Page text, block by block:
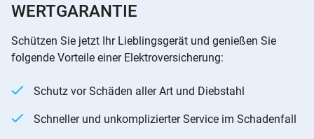
WERTGARANTIE
Schützen Sie jetzt Ihr Lieblingsgerät und genießen Sie
folgende Vorteile einer Elektroversicherung:
Schutz vor Schäden aller Art und Diebstahl
Schneller und unkomplizierter Service im Schadenfall